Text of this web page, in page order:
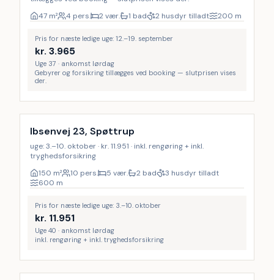
47 m² 4 pers. 2 vær. 1 bad 2 husdyr tilladt 200 m
Pris for næste ledige uge: 12.–19. september
kr. 3.965
Uge 37 · ankomst lørdag
Gebyrer og forsikring tillægges ved booking — slutprisen vises
der.
Inkl. rengøring
Ibsenvej 23, Spøttrup
uge: 3.–10. oktober · kr. 11.951 · inkl. rengøring + inkl.
tryghedsforsikring
150 m² 10 pers. 5 vær. 2 bad
3 husdyr tilladt
600 m
Pris for næste ledige uge: 3.–10. oktober
kr. 11.951
Uge 40 · ankomst lørdag
inkl. rengøring + inkl. tryghedsforsikring
Inkl. rengøring